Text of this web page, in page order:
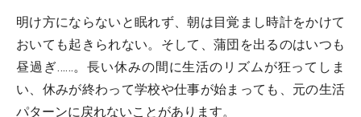
明け方にならないと眠れず、朝は目覚まし時計をかけて
おいても起きられない。そして、蒲団を出るのはいつも
昼過ぎ……。長い休みの間に生活のリズムが狂ってしま
い、休みが終わって学校や仕事が始まっても、元の生活
パターンに戻れないことがあります。